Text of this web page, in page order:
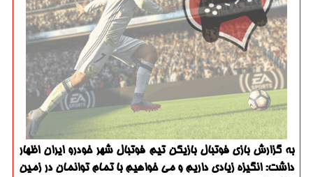
به گزارش بازی فوتبال بازیكن تیم فوتبال شهر خودرو ایران اظهار
داشت: انگیزه زیادی داریم و می خواهیم با تمام توانمان در زمین